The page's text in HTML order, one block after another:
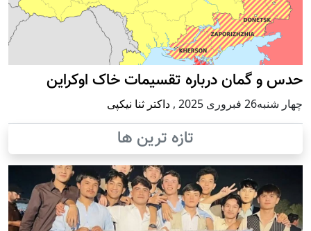
حدس و گمان درباره تقسیمات خاک اوکراین
چهار شنبه26 فبروری 2025 , داکتر ثنا نیکپی
تازه ترین ها